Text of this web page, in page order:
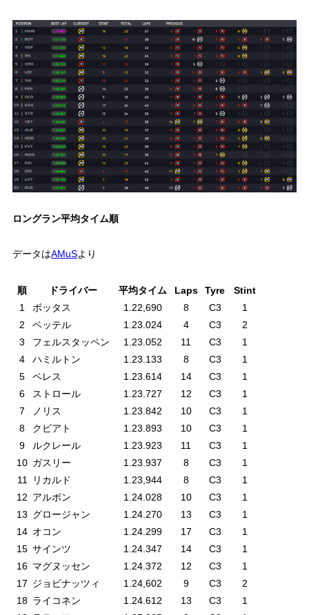
ロングラン平均タイム順
データはAMuSより
順 ドライバー 平均タイム Laps Tyre
Stint
1
ボッタス 1.22,690 8 C3
1
2
ベッテル 1.23.024 4 C3
2
3
フェルスタッペン 1.23.052 11 C3
1
4
ハミルトン 1.23.133 8 C3
1
5
ペレス 1.23.614 14 C3
1
6
ストロール 1.23.727 12 C3
1
7
ノリス 1.23.842 10 C3
1
8
クビアト 1.23.893 10 C3
1
9
ルクレール 1.23.923 11 C3
1
10 ガスリー 1.23.937 8 C3
1
11
リカルド 1.23,944 8 C3
1
12 アルボン 1.24.028 10 C3
1
13 グロージャン 1.24.270 13 C3
1
14 オコン 1.24.299 17 C3
1
15 サインツ 1.24.347 14 C3
1
16 マグヌッセン 1.24.372 12 C3
1
17 ジョビナッツィ 1.24,602 9 C3
2
18 ライコネン 1.24.612 13 C3
1